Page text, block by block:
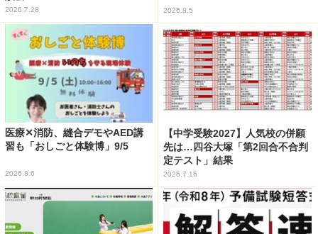
2026.7.28 2026.8.5
医療✕消防、縫合デモやAED講
習も「おしごと体験博」9/5
2026.8.6
【中学受験2027】人気校の併願
先は…四谷大塚「第2回合不合判
定テスト」結果
2026.7.16